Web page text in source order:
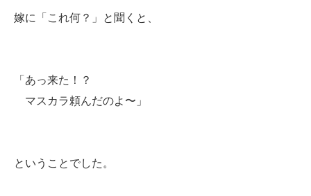
嫁に「これ何？」と聞くと、
「あっ来た！？
マスカラ頼んだのよ〜」
ということでした。